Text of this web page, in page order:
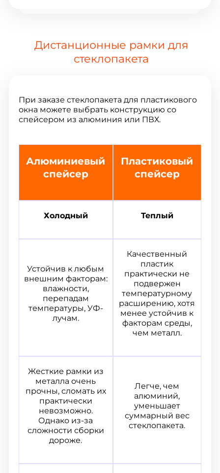
Дистанционные рамки для
стеклопакета
При заказе стеклопакета для пластикового
окна можете выбрать конструкцию со
спейсером из алюминия или ПВХ.
Алюминиевый
спейсер
Пластиковый
спейсер
Холодный Теплый
Устойчив к любым
внешним факторам:
влажности,
перепадам
температуры, УФ-
лучам.
Качественный
пластик
практически не
подвержен
температурному
расширению, хотя
менее устойчив к
факторам среды,
чем металл.
Жесткие рамки из
металла очень
прочны, сломать их
практически
невозможно.
Однако из-за
сложности сборки
дороже.
Легче, чем
алюминий,
уменьшает
суммарный вес
стеклопакета.